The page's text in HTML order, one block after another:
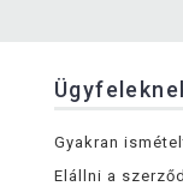
Gyakran
Elállni a